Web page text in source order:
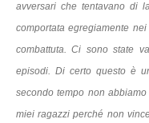
avversari che tentavano di
comportata egregiamente
combattuta. Ci sono state
episodi. Di certo questo è
secondo tempo non
miei ragazzi perché non